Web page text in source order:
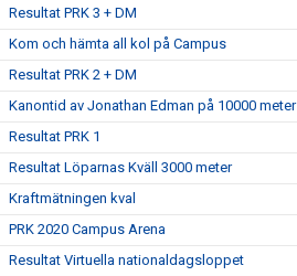
Resultat PRK 3 + DM
Kom och hämta all kol på Campus
Resultat PRK 2 + DM
Kanontid av Jonathan Edman på 10000 meter
Resultat PRK 1
Resultat Löparnas Kväll 3000 meter
Kraftmätningen kval
PRK 2020 Campus Arena
Resultat Virtuella nationaldagsloppet